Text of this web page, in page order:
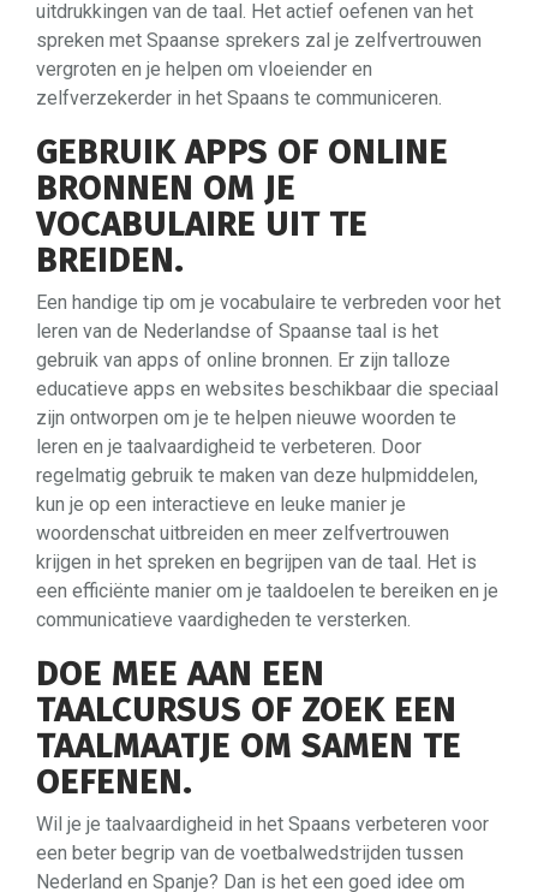
uitdrukkingen van de taal. Het actief oefenen van het
spreken met Spaanse sprekers zal je zelfvertrouwen
vergroten en je helpen om vloeiender en
zelfverzekerder in het Spaans te communiceren.
GEBRUIK APPS OF ONLINE
BRONNEN OM JE
VOCABULAIRE UIT TE
BREIDEN.
Een handige tip om je vocabulaire te verbreden voor het
leren van de Nederlandse of Spaanse taal is het
gebruik van apps of online bronnen. Er zijn talloze
educatieve apps en websites beschikbaar die speciaal
zijn ontworpen om je te helpen nieuwe woorden te
leren en je taalvaardigheid te verbeteren. Door
regelmatig gebruik te maken van deze hulpmiddelen,
kun je op een interactieve en leuke manier je
woordenschat uitbreiden en meer zelfvertrouwen
krijgen in het spreken en begrijpen van de taal. Het is
een efficiënte manier om je taaldoelen te bereiken en je
communicatieve vaardigheden te versterken.
DOE MEE AAN EEN
TAALCURSUS OF ZOEK EEN
TAALMAATJE OM SAMEN TE
OEFENEN.
Wil je je taalvaardigheid in het Spaans verbeteren voor
een beter begrip van de voetbalwedstrijden tussen
Nederland en Spanje? Dan is het een goed idee om